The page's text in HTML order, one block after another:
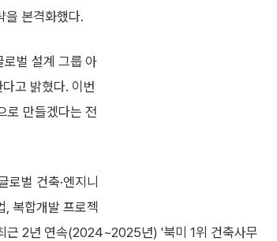
을 본격화했다.
벌 설계 그룹 아
고 밝혔다. 이번
로 만들겠다는 전
벌 건축·엔지니
, 복합개발 프로젝
근 2년 연속(2024~2025년) '북미 1위 건축사무